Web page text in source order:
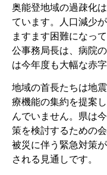
奥能登地域の過疎化
ています。人口減少
ますます困難になって
公事務局長は、病院
は今年度も大幅な赤
地域の首長たちは地
療機能の集約を提案
んでいません。県は
策を検討するための
被災に伴う緊急対策
される見通しです。